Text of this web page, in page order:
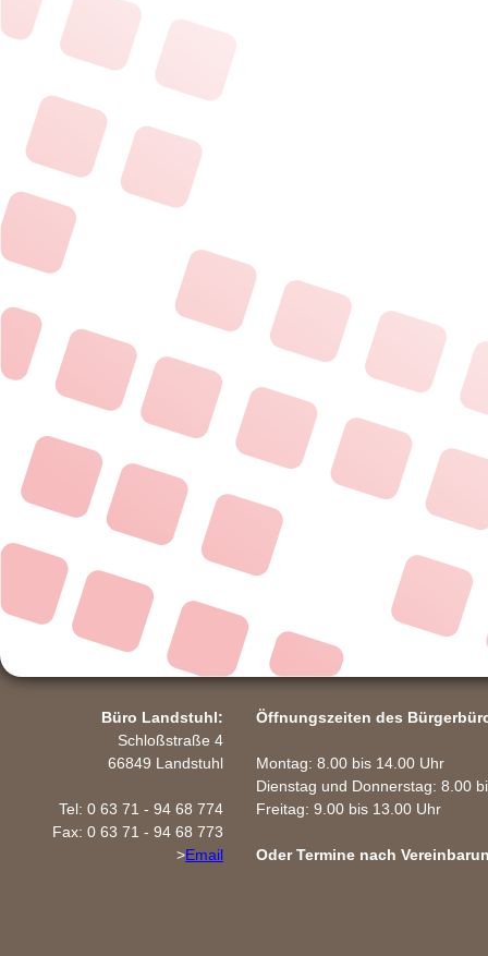
Büro Landstuhl:
Schloßstraße 4
66849 Landstuhl
Tel: 0 63 71 - 94 68 774
Fax: 0 63 71 - 94 68 773
>Email
Öffnungszeiten des
Montag: 8.00 bis 14.00 Uhr
Dienstag und Donnerstag: 8.00
Freitag: 9.00 bis 13.00 Uhr
Oder Termine nach